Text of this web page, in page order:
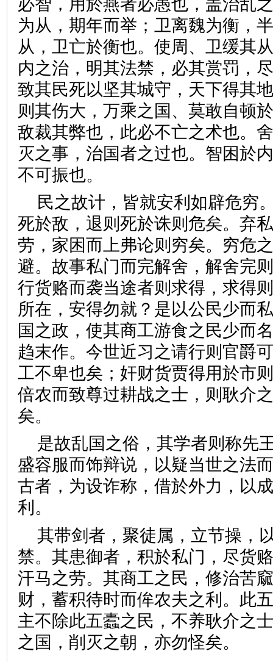
为从，期年而举；卫离魏为衡，
从，卫亡於衡也。使周、卫缓其
内之治，明其法禁，必其赏罚，
致其民死以坚其城守，天下得其
则其伤大，万乘之国、莫敢自顿
敌裁其弊也，此必不亡之术也。
灭之事，治国者之过也。智困於
不可振也。
民之故计，皆就安利如辟危穷
死於敌，退则死於诛则危矣。弃
劳，家困而上弗论则穷矣。穷危
避。故事私门而完解舍，解舍完
行货赂而袭当途者则求得，求得
所在，安得勿就？是以公民少而
国之政，使其商工游食之民少而
趋末作。今世近习之请行则官爵
工不卑也矣；奸财货贾得用於市
倍农而致尊过耕战之士，则耿介
矣。
是故乱国之俗，其学者则称先
盛容服而饰辩说，以疑当世之法
古者，为设诈称，借於外力，以
利。
其带剑者，聚徒属，立节操，
禁。其患御者，积於私门，尽货
汗马之劳。其商工之民，修治苦
财，蓄积待时而侔农夫之利。此
主不除此五蠹之民，不养耿介之
之国，削灭之朝，亦勿怪矣。